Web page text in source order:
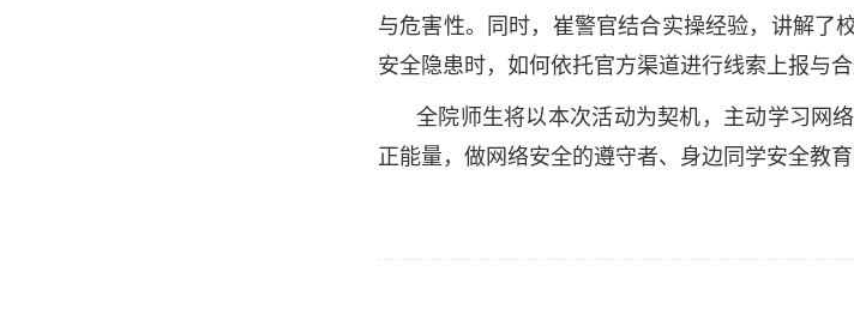
与危害性。同时，崔警官结合实操经验，讲解了
安全隐患时，如何依托官方渠道进行线索上报与
全院师生将以本次活动为契机，主动学习网
正能量，做网络安全的遵守者、身边同学安全教